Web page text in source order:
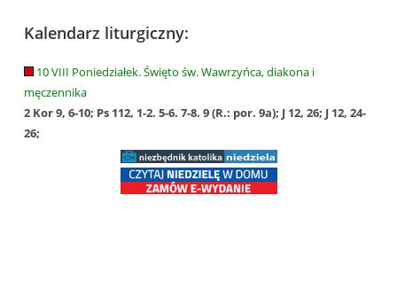
Kalendarz liturgiczny:
10 VIII Poniedziałek. Święto św. Wawrzyńca, diakona i
męczennika
2 Kor 9, 6-10; Ps 112, 1-2. 5-6. 7-8. 9 (R.: por. 9a); J 12, 26; J 12, 24-
26;